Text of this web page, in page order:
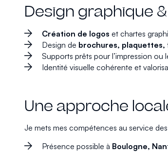
Design graphique
Création de logos et chartes
Design de brochures,
Supports prêts pour l’impression ou
Identité visuelle cohérente et
Une approche
Je mets mes compétences au service
Présence possible à Boulogne,